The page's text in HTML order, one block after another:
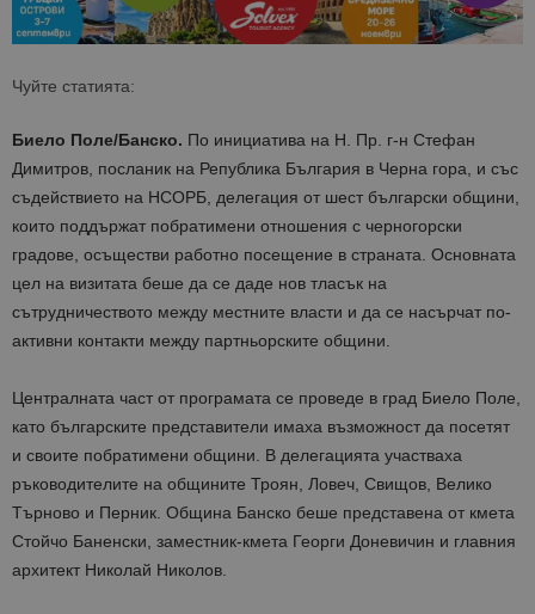
Чуйте статията:
Биело Поле/Банско. По инициатива на Н. Пр. г-н Стефан
Димитров, посланик на Република България в Черна гора, и със
съдействието на НСОРБ, делегация от шест български общини,
които поддържат побратимени отношения с черногорски
градове, осъществи работно посещение в страната. Основната
цел на визитата беше да се даде нов тласък на
сътрудничеството между местните власти и да се насърчат по-
активни контакти между партньорските общини.
Централната част от програмата се проведе в град Биело Поле,
като българските представители имаха възможност да посетят
и своите побратимени общини. В делегацията участваха
ръководителите на общините Троян, Ловеч, Свищов, Велико
Търново и Перник. Община Банско беше представена от кмета
Стойчо Баненски, заместник-кмета Георги Доневичин и главния
архитект Николай Николов.